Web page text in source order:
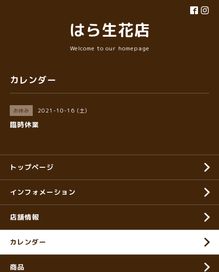
はら生花店
Welcome to our homepage
カレンダー
お休み 2021-10-16 (土)
臨時休業
トップページ
インフォメーション
店舗情報
カレンダー
商品